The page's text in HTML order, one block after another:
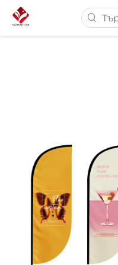
Продукти
Сервиз
Новини
Свържете Се с Нас